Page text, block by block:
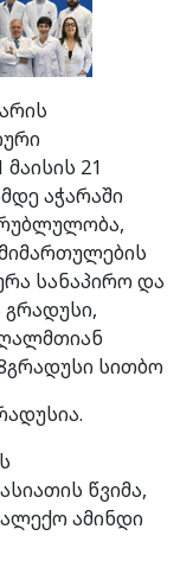
21
აჭარაში
სანაპირო და
გრადუსი,
სითბო
წვიმა,
ამინდი